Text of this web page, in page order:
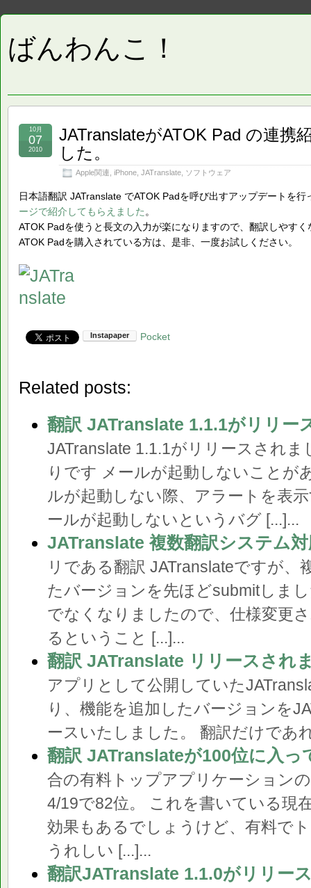
ばんわんこ！
JATranslateがATOK Pad の連携
した。
Apple関連 iPhone JATranslate ソフトウェア
10月
07
2010
日本語翻訳 JATranslate でATOK Padを呼び出すアップデートを
ージで紹介してもらえました 。
ATOK Padを使うと長文の入力が楽になりますので、翻訳しやす
ATOK Padを購入されている方は、是非、一度お試しください。
Pocket
Related posts:
翻訳 JATranslate 1.1.1がリリー
JATranslate 1.1.1がリリースされま
りです メールが起動しないことが
ルが起動しない際、アラートを表
ールが起動しないというバグ [...]...
JATranslate 複数翻訳システム
リである翻訳 JATranslateですが、
たバージョンを先ほどsubmitしま
でなくなりましたので、仕様変更
るということ [...]...
翻訳 JATranslate リリースされ
アプリとして公開していた
り、機能を追加したバージョンを
ースいたしました。 翻訳だけであ
翻訳 JATranslateが100位に入っ
合の有料トップアプリケーション
4/19で82位。 これを書いている現
効果もあるでしょうけど、有料で
うれしい [...]...
翻訳JATranslate 1.1.0がリリー